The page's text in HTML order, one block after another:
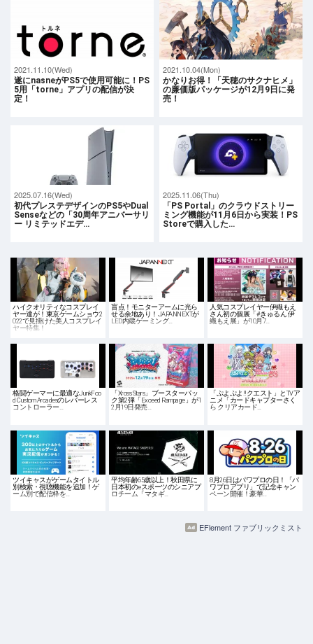
2021.11.10(Wed)
遂にnasneがPS5で使用可能に！PS
5用「torne」アプリの配信が決
定！
2021.10.04(Mon)
かなりお得！「天穂のサクナヒメ」
の廉価版パッケージが12月9日に発
売！
2025.07.16(Wed)
初代プレステデザインのPS5やDual
Senseなどの「30周年アニバーサリ
ー リミテッドエデ…
2025.11.06(Thu)
「PS Portal」のクラウドストリー
ミング機能が11月6日から実装！PS
Storeで購入した…
ハイクオリティなコスプレイ
ヤー達が！東京ゲームショウ2
022で見掛けた美人コスプレイ
ヤー特集！
盲点！モニターアームに光ら
せる余地あり！JAPANNEXTが
LED内蔵ゲーミング…
人気コスプレイヤー伊織もえ
さん初の個展「#きゅるん 伊
織もえ展」が10月7…
格闘ゲーマーに最適なJunkFoo
d Custom Arcadesのレバーレス
コントローラー…
「Xross Stars」ブースターパッ
ク第2弾「Exceed Rampage」が1
2月19日発売…
「ぷよぷよ!!クエスト」とTVア
ニメ「カードキャプターさく
ら クリアカード…
ツイキャスがゲームタイトル
別検索・視聴機能を追加！ゲ
ーム別で配信枠を…
平均年齢65歳以上！秋田県に
日本初のeスポーツのシニアプ
ロチーム「マタギ…
8月26日はパワプロの日！「パ
ワプロアプリ」で記念キャン
ペーン開催！豪華…
EFlement ファブリックミスト